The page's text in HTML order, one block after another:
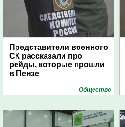
Представители военного
СК рассказали про
рейды, которые прошли
в Пензе
Общество